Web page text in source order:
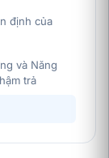
định của
và Năng
trả